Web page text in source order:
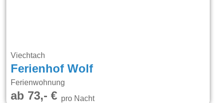
Viechtach
Ferienhof Wolf
Ferienwohnung
ab 73,- €pro Nacht